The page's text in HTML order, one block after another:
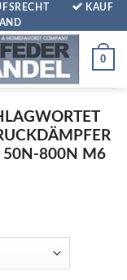
KAUF
0
50N-800N M6